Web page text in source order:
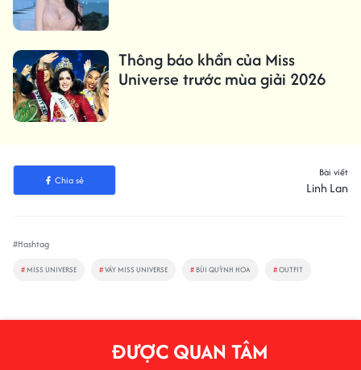
Thông báo khẩn của Miss
Universe trước mùa giải 2026
Chia sẻ
Bài viết
Linh Lan
#Hashtag
# MISS UNIVERSE #VÁY MISS UNIVERSE # BÙI QUỲNH HOA #OUTFIT
ĐƯỢC QUAN TÂM